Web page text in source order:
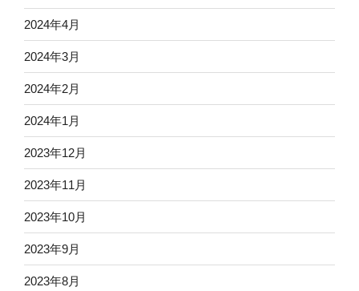
2024年4月
2024年3月
2024年2月
2024年1月
2023年12月
2023年11月
2023年10月
2023年9月
2023年8月